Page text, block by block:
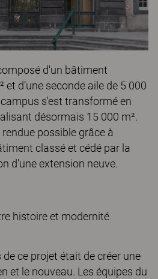
d'un bâtiment
et d’une seconde aile de 5 000
s'est transformé en
désormais 15 000 m².
possible grâce à
classé et cédé par la
d'une extension neuve.
histoire et modernité
ce projet était de créer une
et le nouveau. Les équipes du